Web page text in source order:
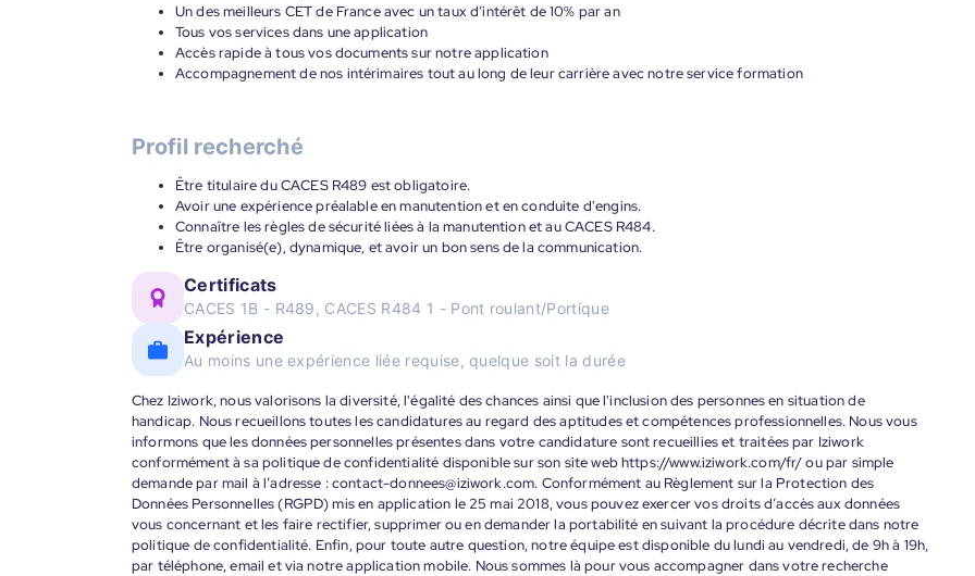
Un des meilleurs CET de France avec un taux d’intérêt de 10% par an
Tous vos services dans une application
Accès rapide à tous vos documents sur notre application
Accompagnement de nos intérimaires tout au long de leur carrière avec notre service formation
Profil recherché
Être titulaire du CACES R489 est obligatoire.
Avoir une expérience préalable en manutention et en conduite d'engins.
Connaître les règles de sécurité liées à la manutention et au CACES R484.
Être organisé(e), dynamique, et avoir un bon sens de la communication.
Certificats
CACES 1B - R489, CACES R484 1 - Pont roulant/Portique
Expérience
Au moins une expérience liée requise, quelque soit la durée
Chez Iziwork, nous valorisons la diversité, l'égalité des chances ainsi que l'inclusion des personnes en situation de
handicap. Nous recueillons toutes les candidatures au regard des aptitudes et compétences professionnelles. Nous vous
informons que les données personnelles présentes dans votre candidature sont recueillies et traitées par Iziwork
conformément à sa politique de confidentialité disponible sur son site web https://www.iziwork.com/fr/ ou par simple
demande par mail à l’adresse : contact-donnees@iziwork.com. Conformément au Règlement sur la Protection des
Données Personnelles (RGPD) mis en application le 25 mai 2018, vous pouvez exercer vos droits d’accès aux données
vous concernant et les faire rectifier, supprimer ou en demander la portabilité en suivant la procédure décrite dans notre
politique de confidentialité. Enfin, pour toute autre question, notre équipe est disponible du lundi au vendredi, de 9h à 19h,
par téléphone, email et via notre application mobile. Nous sommes là pour vous accompagner dans votre recherche